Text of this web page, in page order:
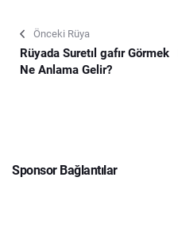
Önceki Rüya
Rüyada Suretıl gafır Görmek
Ne Anlama Gelir?
Sponsor Bağlantılar